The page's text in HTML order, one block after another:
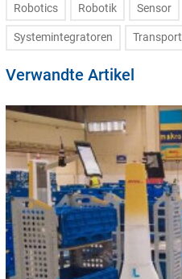
Robotics Robotik Sensor
Systemintegratoren Transport
Verwandte Artikel